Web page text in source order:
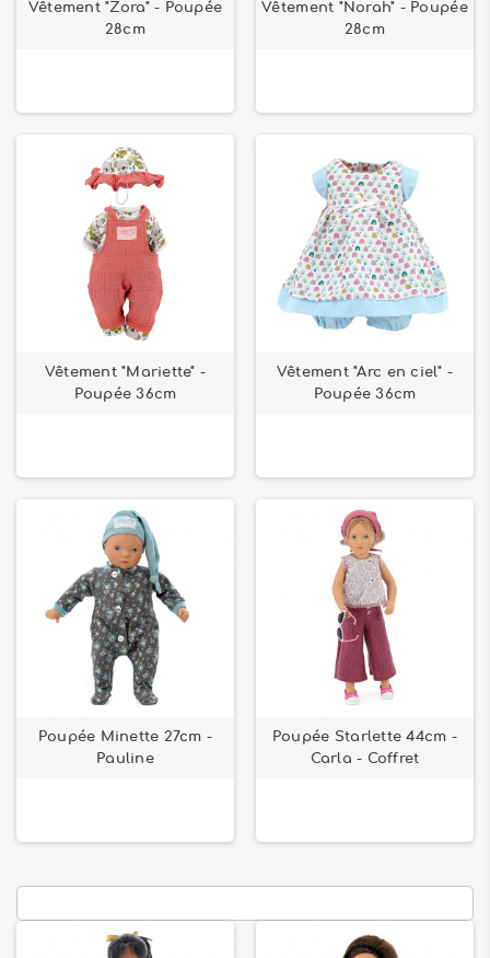
Vêtement "Zora" - Poupée
28cm
Vêtement "Norah" - Poupée
28cm
Vêtement "Mariette" -
Poupée 36cm
Vêtement "Arc en ciel" -
Poupée 36cm
Poupée Minette 27cm -
Pauline
Poupée Starlette 44cm -
Carla - Coffret